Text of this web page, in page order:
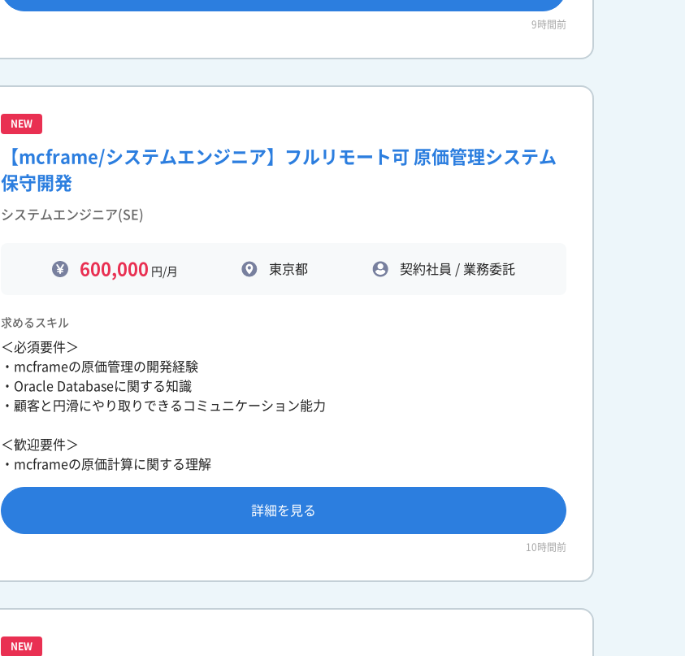
9時間前
NEW
【mcframe/システムエンジニア】フルリモート可 原価管理システム
保守開発
システムエンジニア(SE)
600,000 円/月 東京都 契約社員 / 業務委託
求めるスキル
＜必須要件＞
・mcframeの原価管理の開発経験
・Oracle Databaseに関する知識
・顧客と円滑にやり取りできるコミュニケーション能力
＜歓迎要件＞
・mcframeの原価計算に関する理解
詳細を見る
10時間前
NEW